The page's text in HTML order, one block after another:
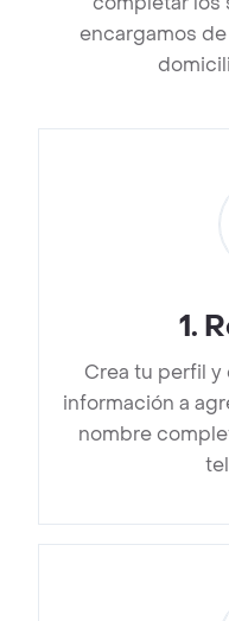
encargamos
1.
Crea tu perfil y
información a
nombre